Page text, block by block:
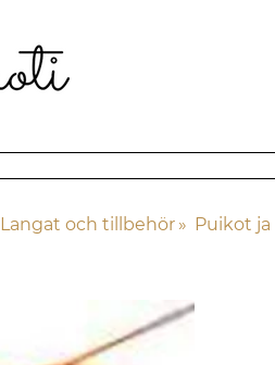
Langat och tillbehör ‪» Puikot